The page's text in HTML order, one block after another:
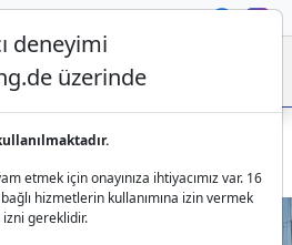
1ST kiralama – 6 kabinli yat
deneyimi
üzerinde
etmek için onayınıza ihtiyacımız var. 16
hizmetlerin kullanımına izin vermek
gereklidir.